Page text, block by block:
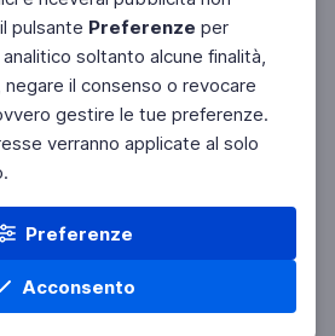
pulsante Preferenze per
soltanto alcune finalità,
il consenso o revocare
gestire le tue preferenze.
verranno applicate al solo
Preferenze
Acconsento